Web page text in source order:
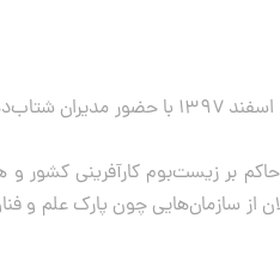
دومین دوره پردیس سامیت (‌دورهمی مدیران
حاکم بر زیست‌بوم کارآفرینی
سازمان‌هایی چون پارک علم و